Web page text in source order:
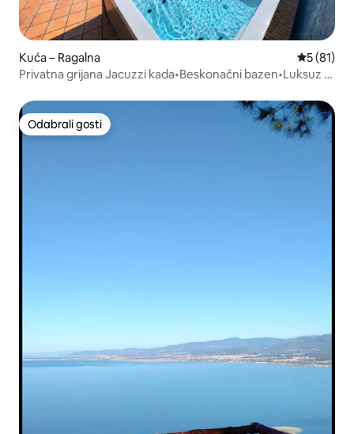
Kuća – Ragalna Prosječna
5 (81)
Privatna grijana Jacuzzi kada•Beskonačni bazen•Luksuz u
Odabrali gosti
Odabrali gosti